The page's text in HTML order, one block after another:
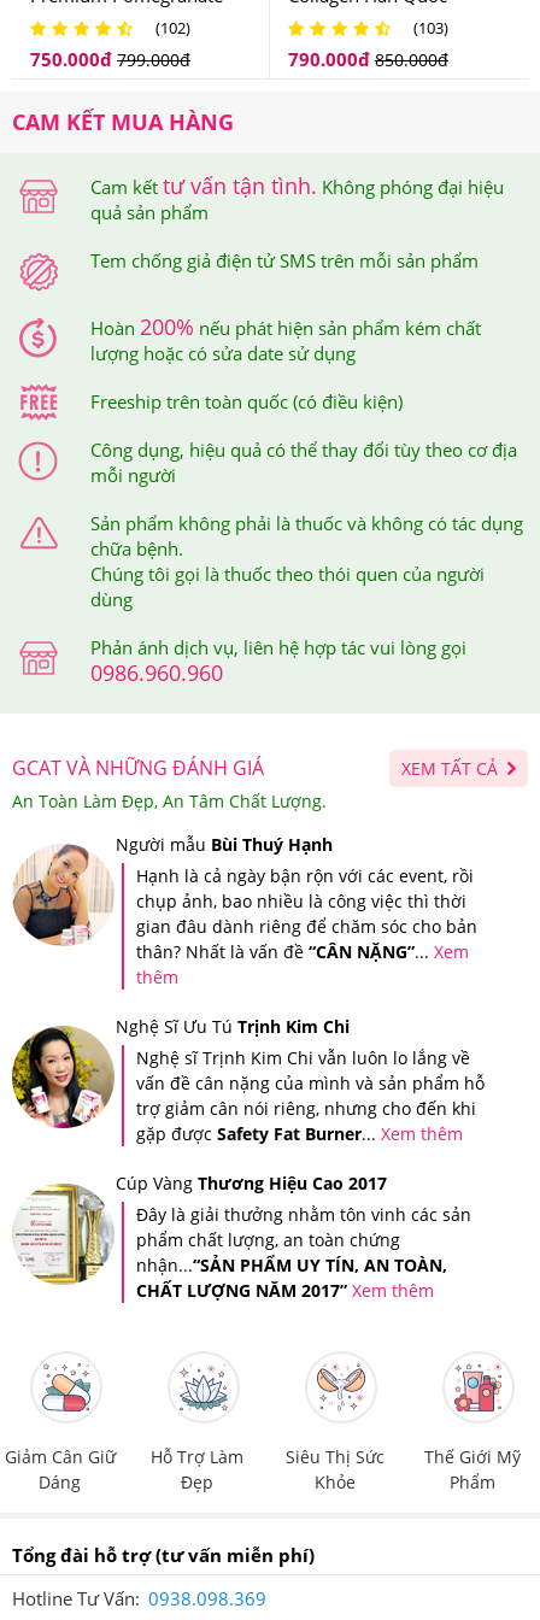
Youtheory Collagen Liquid Sugar Free Của Mỹ đẩy lùi sự
tấn công của các yếu tố lão hóa một cách hiệu quả.
4.Nước Uống Youtheory Collagen Liquid Sugar
Free Của Mỹ Nên Dùng Như Thế Nào Để Hiệu
Cách sử dụng: Sử dụng 1 gói/ ngày vào các thời điểm
trước khi ăn sáng hoặc buổi tối trước khi đi ngủ.
Lưu ý:
-Không uống quá lượng khuyến nghị và nên sử dụng đều
đặn hàng ngày.
-Dùng một liệu trình từ 2-3 tháng liên tục, sau đó ngưng
khoảng 1-2 tháng, rồi sử dụng tiếp.
Free Của Mỹ Giá Bao Nhiêu, Nên Mua Ở Đâu
Đảm Bảo?
Tại hệ thống Giảm Cân An Toàn, Nước Uống Youtheory
VNĐ.
Giảm Cân An Toànlà nơi cung cấp các dòng sản phẩm
Collagen Hàn Quốc
(102)
750.000đ 799.000đ
(103)
790.000đ 850.000đ
CAM KẾT MUA HÀNG
Cam kết tư vấn tận tình. Không phóng đại hiệu
quả sản phẩm
Tem chống giả điện tử SMS trên mỗi sản phẩm
Hoàn 200% nếu phát hiện sản phẩm kém chất
lượng hoặc có sửa date sử dụng
Freeship trên toàn quốc (có điều kiện)
Công dụng, hiệu quả có thể thay đổi tùy theo cơ địa
mỗi người
Sản phẩm không phải là thuốc và không có tác dụng
chữa bệnh.
Chúng tôi gọi là thuốc theo thói quen của người
dùng
Phản ánh dịch vụ, liên hệ hợp tác vui lòng gọi
0986.960.960
GCAT VÀ NHỮNG ĐÁNH GIÁ
An Toàn Làm Đẹp, An Tâm Chất Lượng.
XEM TẤT CẢ
Người mẫu Bùi Thuý Hạnh
Hạnh là cả ngày bận rộn với các event, rồi
chụp ảnh, bao nhiều là công việc thì thời
gian đâu dành riêng để chăm sóc cho bản
thân? Nhất là vấn đề “CÂN NẶNG”... Xem
thêm
Nghệ Sĩ Ưu Tú Trịnh Kim Chi
Nghệ sĩ Trịnh Kim Chi vẫn luôn lo lắng về
vấn đề cân nặng của mình và sản phẩm hỗ
trợ giảm cân nói riêng, nhưng cho đến khi
gặp được Safety Fat Burner... Xem thêm
Cúp Vàng Thương Hiệu Cao 2017
Đây là giải thưởng nhằm tôn vinh các sản
phẩm chất lượng, an toàn chứng
nhận...“SẢN PHẨM UY TÍN, AN TOÀN,
CHẤT LƯỢNG NĂM 2017” Xem thêm
Giảm Cân Giữ
Dáng
Hỗ Trợ Làm
Đẹp
Siêu Thị Sức
Khỏe
Thế Giới Mỹ
Phẩm
Tổng đài hỗ trợ(tư vấn miễn phí)
Hotline Tư Vấn: 0938.098.369